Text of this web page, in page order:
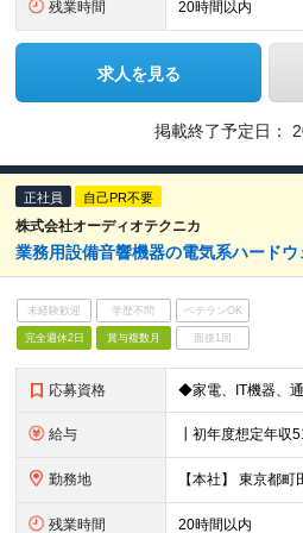
残業時間 20時間以内
求人を見る
掲載終了予定日：
正社員 自己PR不要
株式会社オーディオテクニカ
業務用設備音響機器の電気系ハード
未経験歓迎 学歴不問 ベテランOK
完全週休2日 賞与複数月 面接1回
応募資格
給与
勤務地
残業時間 20時間以内